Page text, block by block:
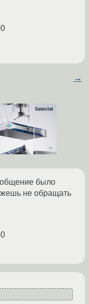
→
было
не обращать